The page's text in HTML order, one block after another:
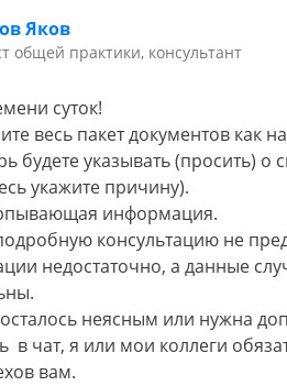
Яков
общей практики, консультант
суток!
весь пакет документов как
будете указывать (просить) о
укажите причину).
информация.
консультацию не
недостаточно, а данные
осталось неясным или нужна
в чат, я или мои коллеги
вам.